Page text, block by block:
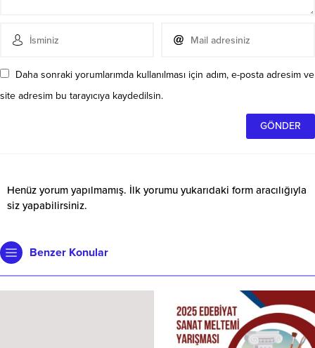
Daha sonraki yorumlarımda kullanılması için adım, e-posta adresim ve
site adresim bu tarayıcıya kaydedilsin.
Henüz yorum yapılmamış. İlk yorumu yukarıdaki form aracılığıyla
siz yapabilirsiniz.
Benzer Konular